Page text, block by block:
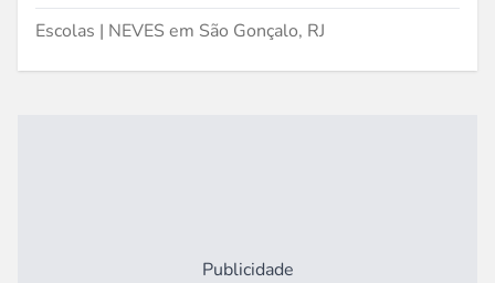
Escolas | NEVES em São Gonçalo, RJ
Publicidade